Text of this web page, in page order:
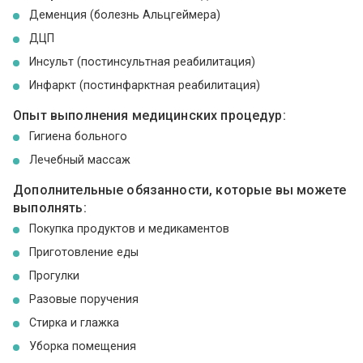
Деменция (болезнь Альцгеймера)
ДЦП
Инсульт (постинсультная реабилитация)
Инфаркт (постинфарктная реабилитация)
Опыт выполнения медицинских процедур:
Гигиена больного
Лечебный массаж
Дополнительные обязанности, которые вы можете
выполнять:
Покупка продуктов и медикаментов
Приготовление еды
Прогулки
Разовые поручения
Стирка и глажка
Уборка помещения